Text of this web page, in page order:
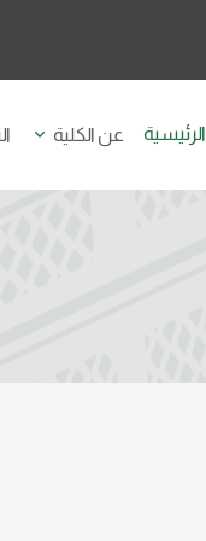
الرئيسية عن الكلية